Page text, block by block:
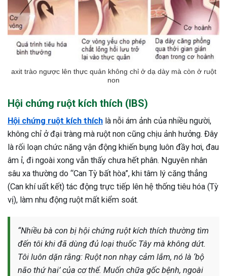
axit trào ngược lên thực quản không chỉ ở dạ dày mà còn ở ruột
non
Hội chứng ruột kích thích (IBS)
Hội chứng ruột kích thích là nỗi ám ảnh của nhiều người,
không chỉ ở đại tràng mà ruột non cũng chịu ảnh hưởng. Đây
là rối loạn chức năng vận động khiến bụng luôn đầy hơi, đau
âm ỉ, đi ngoài xong vẫn thấy chưa hết phân. Nguyên nhân
sâu xa thường do “Can Tỳ bất hòa”, khi tâm lý căng thẳng
(Can khí uất kết) tác động trực tiếp lên hệ thống tiêu hóa (Tỳ
vị), làm nhu động ruột mất kiểm soát.
“Nhiều bà con bị hội chứng ruột kích thích thường tìm
đến tôi khi đã dùng đủ loại thuốc Tây mà không dứt.
Tôi luôn dặn rằng: Ruột non nhạy cảm lắm, nó là ‘bộ
não thứ hai’ của cơ thể. Muốn chữa gốc bệnh, ngoài